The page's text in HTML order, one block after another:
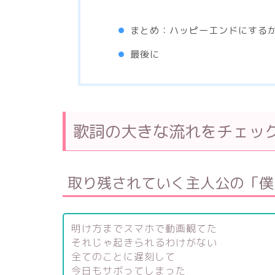
まとめ：ハッピーエンドにする
最後に
歌詞の大きな流れをチェッ
取り残されていく主人公の「僕
明け方までスマホで動画観てた
それじゃ起きられるわけがない
全てのことに遅刻して
今日もサボってしまった